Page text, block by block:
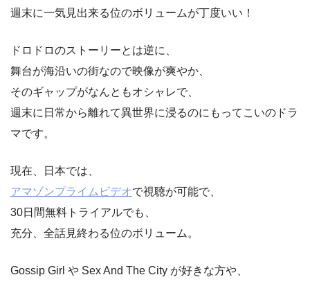
週末に一気見出来る位のボリュームが丁度いい！
ドロドロのストーリーとは逆に、
舞台が海沿いの街なので映像が爽やか、
そのギャップがなんともオシャレで、
週末に日常から離れて異世界に浸るのにもってこいのドラ
マです。
現在、日本では、
アマゾンプライムビデオで視聴が可能で、
30日間無料トライアルでも、
充分、全話見終わる位のボリューム。
Gossip Girl や Sex And The City が好きな方や、